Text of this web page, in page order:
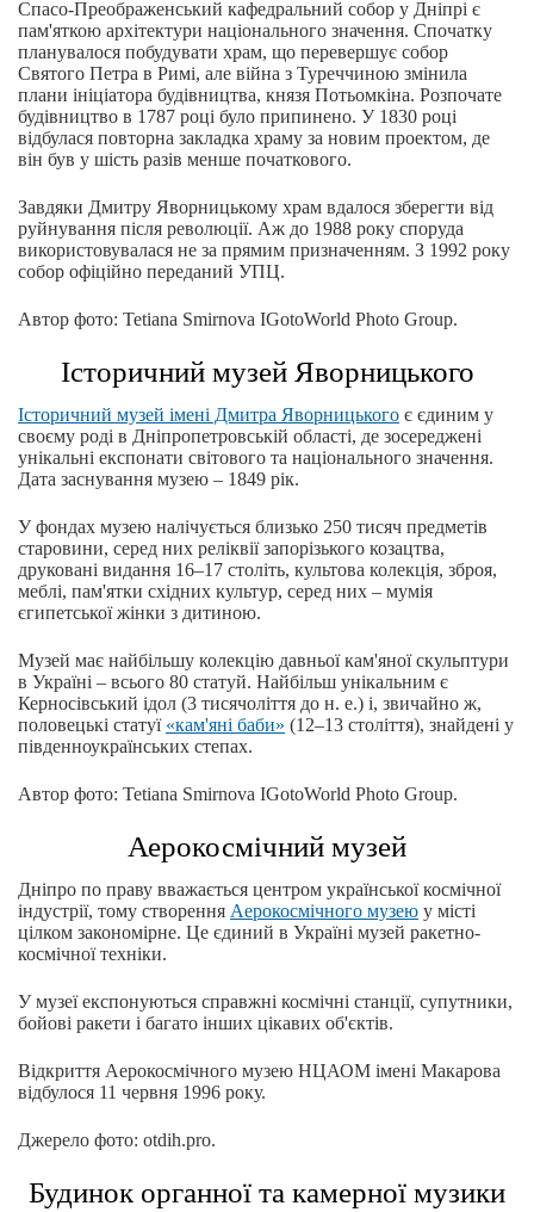
Спасо-Преображенський кафедральний собор у Дніпрі є
пам'яткою архітектури національного значення. Спочатку
планувалося побудувати храм, що перевершує собор
Святого Петра в Римі, але війна з Туреччиною змінила
плани ініціатора будівництва, князя Потьомкіна. Розпочате
будівництво в 1787 році було припинено. У 1830 році
відбулася повторна закладка храму за новим проектом, де
він був у шість разів менше початкового.
Завдяки Дмитру Яворницькому храм вдалося зберегти від
руйнування після революції. Аж до 1988 року споруда
використовувалася не за прямим призначенням. З 1992 року
собор офіційно переданий УПЦ.
Автор фото: Tetiana Smirnova IGotoWorld Photo Group.
Історичний музей Яворницького
Історичний музей імені Дмитра Яворницького є єдиним у
своєму роді в Дніпропетровській області, де зосереджені
унікальні експонати світового та національного значення.
Дата заснування музею – 1849 рік.
У фондах музею налічується близько 250 тисяч предметів
старовини, серед них реліквії запорізького козацтва,
друковані видання 16–17 століть, культова колекція, зброя,
меблі, пам'ятки східних культур, серед них – мумія
єгипетської жінки з дитиною.
Музей має найбільшу колекцію давньої кам'яної скульптури
в Україні – всього 80 статуй. Найбільш унікальним є
Керносівський ідол (3 тисячоліття до н. е.) і, звичайно ж,
половецькі статуї «кам'яні баби» (12–13 століття), знайдені у
південноукраїнських степах.
Автор фото: Tetiana Smirnova IGotoWorld Photo Group.
Аерокосмічний музей
Дніпро по праву вважається центром української космічної
індустрії, тому створення Аерокосмічного музею у місті
цілком закономірне. Це єдиний в Україні музей ракетно-
космічної техніки.
У музеї експонуються справжні космічні станції, супутники,
бойові ракети і багато інших цікавих об'єктів.
Відкриття Аерокосмічного музею НЦАОМ імені Макарова
відбулося 11 червня 1996 року.
Джерело фото: otdih.pro.
Будинок органної та камерної музики